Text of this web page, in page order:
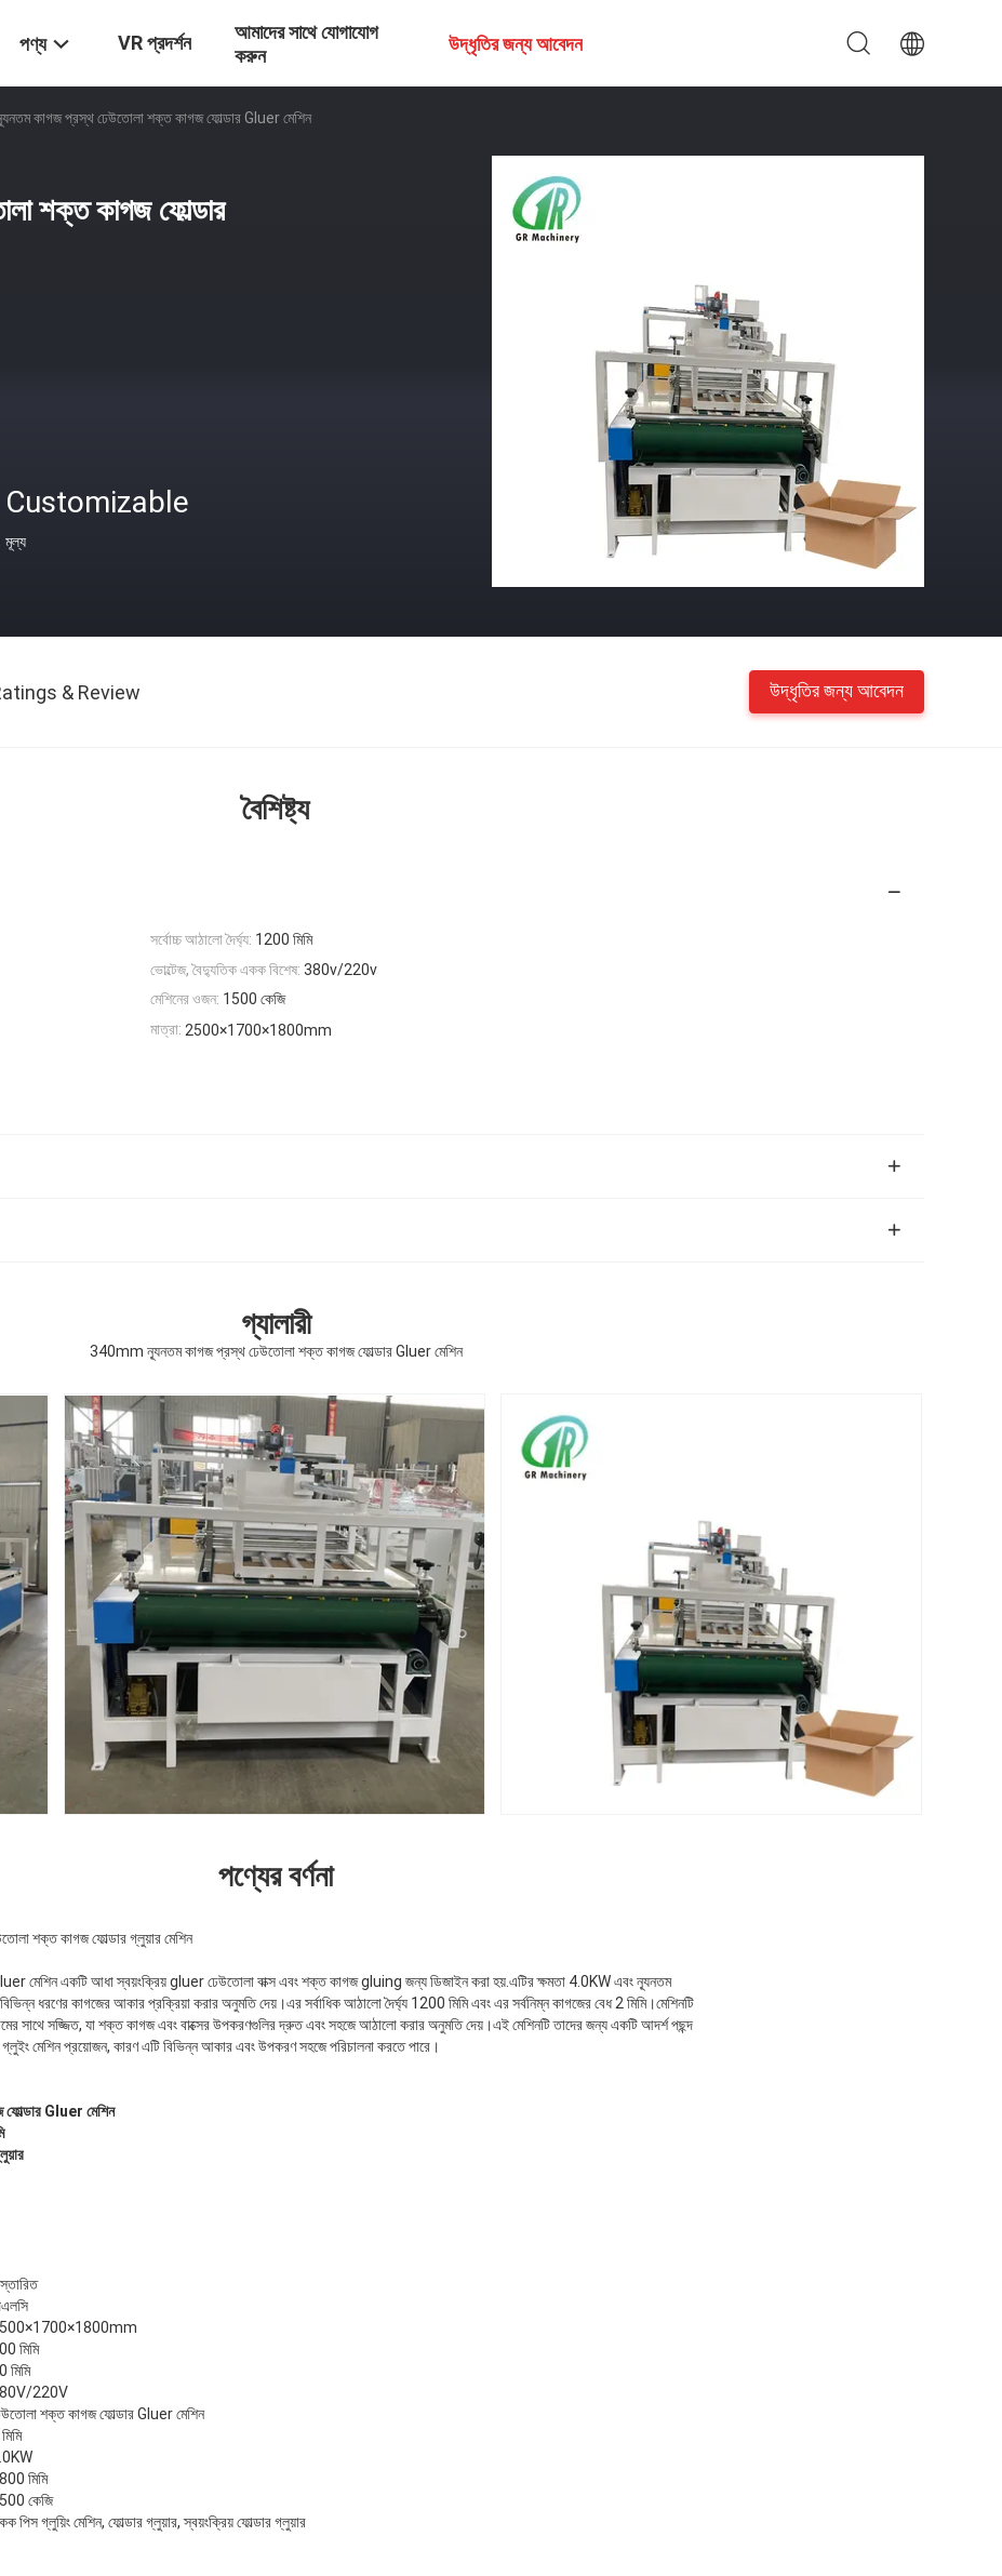
পণ্য VR প্রদর্শন
আমাদের সাথে যোগাযোগ
করুন
উদ্ধৃতির জন্য আবেদন
কাগজ প্রস্থ ঢেউতোলা শক্ত কাগজ ফোল্ডার Gluer মেশিন
শক্ত কাগজ ফোল্ডার
Customizable
মূল্য
& Review উদ্ধৃতির জন্য আবেদন
বৈশিষ্ট্য
সর্বোচ্চ আঠালো দৈর্ঘ্য: 1200 মিমি
ভোল্টেজ, বৈদ্যুতিক একক বিশেষ: 380v/220v
মেশিনের ওজন: 1500 কেজি
মাত্রা: 2500×1700×1800mm
গ্যালারী
340mm ন্যূনতম কাগজ প্রস্থ ঢেউতোলা শক্ত কাগজ ফোল্ডার Gluer মেশিন
পণ্যের বর্ণনা
শক্ত কাগজ ফোল্ডার গ্লুয়ার মেশিন
মেশিন একটি আধা স্বয়ংক্রিয় gluer ঢেউতোলা বাক্স এবং শক্ত কাগজ gluing জন্য ডিজাইন করা হয়.এটির ক্ষমতা 4.0KW এবং ন্যূনতম
ধরণের কাগজের আকার প্রক্রিয়া করার অনুমতি দেয়।এর সর্বাধিক আঠালো দৈর্ঘ্য 1200 মিমি এবং এর সর্বনিম্ন কাগজের বেধ 2 মিমি।মেশিনটি
সাথে সজ্জিত, যা শক্ত কাগজ এবং বাক্সের উপকরণগুলির দ্রুত এবং সহজে আঠালো করার অনুমতি দেয়।এই মেশিনটি তাদের জন্য একটি আদর্শ পছন্দ
গ্লুইং মেশিন প্রয়োজন, কারণ এটি বিভিন্ন আকার এবং উপকরণ সহজে পরিচালনা করতে পারে।
Gluer মেশিন
মিমি
মিমি
220V
শক্ত কাগজ ফোল্ডার Gluer মেশিন
মিমি
কেজি
পিস গ্লুয়িং মেশিন, ফোল্ডার গ্লুয়ার, স্বয়ংক্রিয় ফোল্ডার গ্লুয়ার